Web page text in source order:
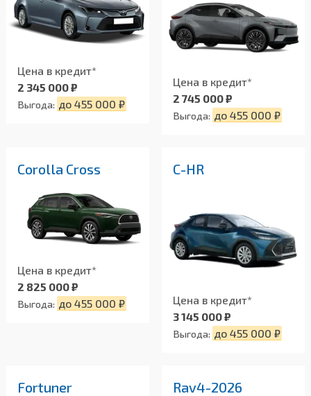
Цена в кредит*
2 345 000 ₽
Выгода: до 455 000 ₽
Цена в кредит*
2 745 000 ₽
Выгода: до 455 000 ₽
Corolla Cross
Цена в кредит*
2 825 000 ₽
Выгода: до 455 000 ₽
C-HR
Цена в кредит*
3 145 000 ₽
Выгода: до 455 000 ₽
Fortuner Rav4-2026